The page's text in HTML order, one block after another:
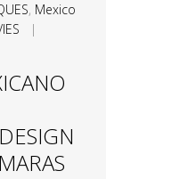
, Mexico
|